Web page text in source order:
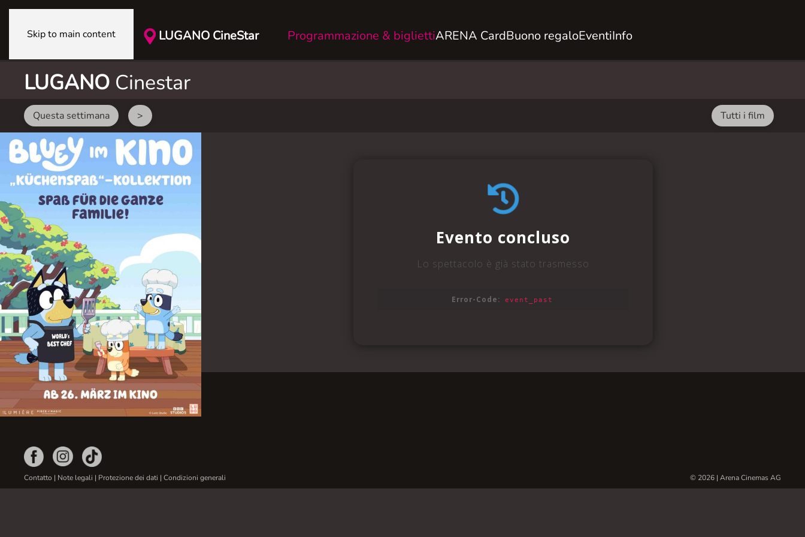
Skip to main content LUGANO CineStar Programmazione & bigliettiARENA CardBuono regaloEventiInfo
LUGANO Cinestar
Questa settimana > Tutti i film
Contatto | Note legali | Protezione dei dati | Condizioni generali © 2026 | Arena Cinemas AG